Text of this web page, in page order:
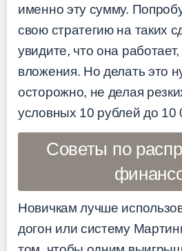
именно эту сумму.
свою стратегию на таких
увидите, что она
вложения. Но делать это
осторожно, не делая
условных 10 рублей до 10
Советы по
Новичкам лучше
догон или систему